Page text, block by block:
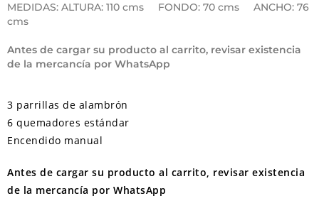
MEDIDAS: ALTURA: 110 cms FONDO: 70 cms ANCHO: 76
cms
Antes de cargar su producto al carrito, revisar existencia
de la mercancía por WhatsApp
3 parrillas de alambrón
6 quemadores estándar
Encendido manual
Antes de cargar su producto al carrito, revisar existencia
de la mercancía por WhatsApp